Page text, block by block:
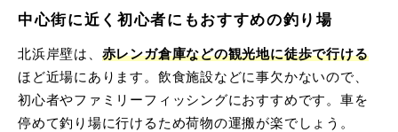
中心街に近く初心者にもおすすめの釣り場
北浜岸壁は、 赤レンガ倉庫などの観光地に徒歩で行ける
ほど近場にあります。飲食施設などに事欠かないので、
初心者やファミリーフィッシングにおすすめです。車を
停めて釣り場に行けるため荷物の運搬が楽でしょう。